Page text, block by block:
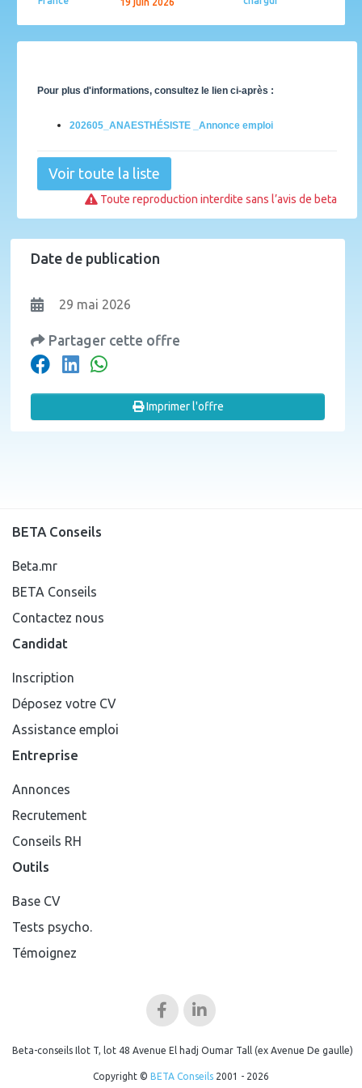
Pour plus d'informations, consultez le lien ci-après :
202605_ANAESTHÉSISTE _Annonce emploi
Voir toute la liste
Toute reproduction interdite sans l’avis de beta
Date de publication
29 mai 2026
Partager cette offre
Imprimer l'offre
BETA Conseils
Beta.mr
BETA Conseils
Contactez nous
Candidat
Inscription
Déposez votre CV
Assistance emploi
Entreprise
Annonces
Recrutement
Conseils RH
Outils
Base CV
Tests psycho.
Témoignez
Beta-conseils Ilot T, lot 48 Avenue El hadj Oumar Tall (ex Avenue De gaulle)
Copyright © BETA Conseils 2001 - 2026